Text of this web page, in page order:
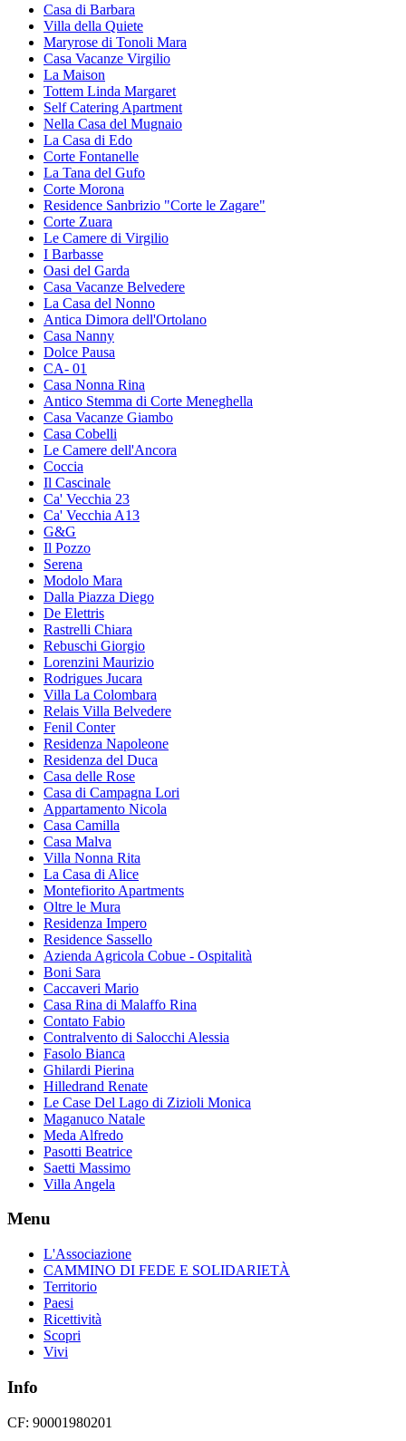
Casa di Barbara
Villa della Quiete
Maryrose di Tonoli Mara
Casa Vacanze Virgilio
La Maison
Tottem Linda Margaret
Self Catering Apartment
Nella Casa del Mugnaio
La Casa di Edo
Corte Fontanelle
La Tana del Gufo
Corte Morona
Residence Sanbrizio "Corte le Zagare"
Corte Zuara
Le Camere di Virgilio
I Barbasse
Oasi del Garda
Casa Vacanze Belvedere
La Casa del Nonno
Antica Dimora dell'Ortolano
Casa Nanny
Dolce Pausa
CA- 01
Casa Nonna Rina
Antico Stemma di Corte Meneghella
Casa Vacanze Giambo
Casa Cobelli
Le Camere dell'Ancora
Coccia
Il Cascinale
Ca' Vecchia 23
Ca' Vecchia A13
G&G
Il Pozzo
Serena
Modolo Mara
Dalla Piazza Diego
De Elettris
Rastrelli Chiara
Rebuschi Giorgio
Lorenzini Maurizio
Rodrigues Jucara
Villa La Colombara
Relais Villa Belvedere
Fenil Conter
Residenza Napoleone
Residenza del Duca
Casa delle Rose
Casa di Campagna Lori
Appartamento Nicola
Casa Camilla
Casa Malva
Villa Nonna Rita
La Casa di Alice
Montefiorito Apartments
Oltre le Mura
Residenza Impero
Residence Sassello
Azienda Agricola Cobue - Ospitalità
Boni Sara
Caccaveri Mario
Casa Rina di Malaffo Rina
Contato Fabio
Contralvento di Salocchi Alessia
Fasolo Bianca
Ghilardi Pierina
Hilledrand Renate
Le Case Del Lago di Zizioli Monica
Maganuco Natale
Meda Alfredo
Pasotti Beatrice
Saetti Massimo
Villa Angela
Menu
L'Associazione
CAMMINO DI FEDE E SOLIDARIETÀ
Territorio
Paesi
Ricettività
Scopri
Vivi
Info
CF: 90001980201